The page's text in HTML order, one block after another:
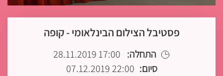
פסטיבל הצילום הבינלאומי - קופה
התחלה: 17:00 28.11.2019
סיום: 22:00 07.12.2019